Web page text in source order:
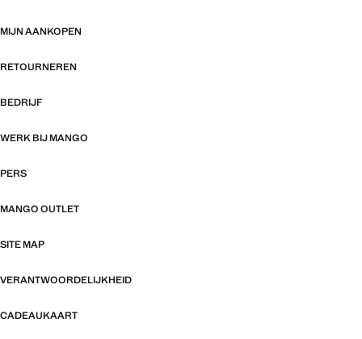
MIJN AANKOPEN
RETOURNEREN
BEDRIJF
WERK BIJ MANGO
PERS
MANGO OUTLET
SITE MAP
VERANTWOORDELIJKHEID
CADEAUKAART